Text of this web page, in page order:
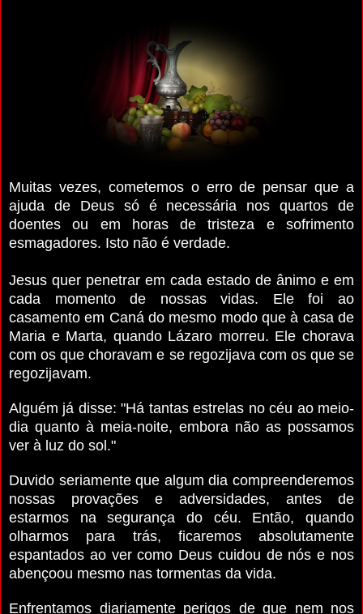
Muitas vezes, cometemos o erro de pensar que a
ajuda de Deus só é necessária nos quartos de
doentes ou em horas de tristeza e sofrimento
esmagadores. Isto não é verdade.
Jesus quer penetrar em cada estado de ânimo e em
cada momento de nossas vidas. Ele foi ao
casamento em Caná do mesmo modo que à casa de
Maria e Marta, quando Lázaro morreu. Ele chorava
com os que choravam e se regozijava com os que se
regozijavam.
Alguém já disse: "Há tantas estrelas no céu ao meio-
dia quanto à meia-noite, embora não as possamos
ver à luz do sol."
Duvido seriamente que algum dia compreenderemos
nossas provações e adversidades, antes de
estarmos na segurança do céu. Então, quando
olharmos para trás, ficaremos absolutamente
espantados ao ver como Deus cuidou de nós e nos
abençoou mesmo nas tormentas da vida.
Enfrentamos diariamente perigos de que nem nos